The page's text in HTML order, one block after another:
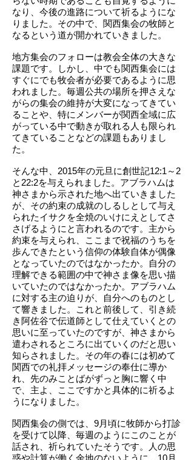
なり、今後の進路について祈るようにな
りました。その中で、関西集会の牧師と
なるという道が開かれていきました。
地方集会のフォローは教会全体の大きな
課題です。しかし、中でも関西集会には
すぐにでも牧会者が必要であるように思
われました。毎週公共の場所を押さえな
がらの集会の維持が大変になってきてい
ることや、特にメンバーが関西全域に広
がっている中で動きが取れる人も限られ
てきていることなどの課題もありまし
た。
そんな中、2015年の元旦に創世記12:1～2
と22:2を与えられました。アブラハムは
神さまから示された地へ出ていきました
が、その約束の成就のしるしとして与え
られたイサクを全焼のいけにえとしてさ
さげるようにと言われるのです。主から
約束を与えられ、ここまで祝福のうちを
歩んできたという信仰の体験自体が偶像
となっていたのではなかったか。自分の
理解できる範囲の中で神さま像を思い描
いていたのではなかったか。アブラハム
に対する主の迫りが、自分へのものとし
て響きました。これと前後して、引き続
き阿佐谷で伝道師として仕えていくとの
思いに至っていたのですが、神さまから
遣わされるところに出ていくのだと思い
知らされました。その年の春には初めて
関西での礼拝メッセージの奉仕に導か
れ、先のみことばがずっと胸に響く中
で、主よ、ここですかと具体的に祈るよ
うになりました。
関西集会の側では、9月頃に牧師から打診
を受けて以降、毎週のようにこのことが
話され、祈られていたそうです。人の思
惑や計算が働く余地のないように、10月